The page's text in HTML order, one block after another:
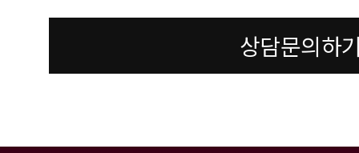
상담문의하